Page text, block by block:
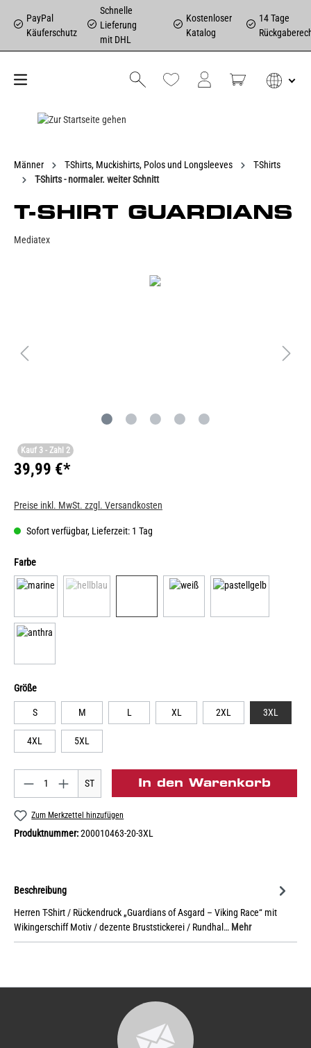
PayPal
Käuferschutz
Schnelle
Lieferung
mit DHL
Kostenloser
Katalog
14 Tage
Männer T-Shirts, Muckishirts, Polos und Longsleeves
T-Shirts
T-Shirts - normaler. weiter Schnitt
T-SHIRT GUARDIANS
Mediatex
Kauf 3 - Zahl 2
39,99 €*
Preise inkl. MwSt. zzgl. Versandkosten
Sofort verfügbar, Lieferzeit: 1 Tag
Farbe
Größe
S M L XL 2XL 3XL
4XL 5XL
ST In den Warenkorb
Zum Merkzettel hinzufügen
Produktnummer:200010463-20-3XL
Beschreibung
Herren T-Shirt / Rückendruck „Guardians of Asgard – Viking Race“ mit
Wikingerschiff Motiv / dezente Bruststickerei / Rundhal… Mehr